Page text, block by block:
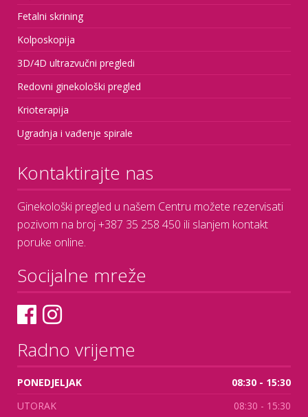
Fetalni skrining
Kolposkopija
3D/4D ultrazvučni pregledi
Redovni ginekološki pregled
Krioterapija
Ugradnja i vađenje spirale
Kontaktirajte nas
Ginekološki pregled u našem Centru možete rezervisati
pozivom na broj +387 35 258 450 ili slanjem kontakt
poruke online.
Socijalne mreže
Radno vrijeme
PONEDJELJAK
08:30 - 15:30
UTORAK
08:30 - 15:30